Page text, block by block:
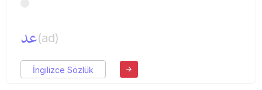
عد(ad)
İngilizce Sözlük